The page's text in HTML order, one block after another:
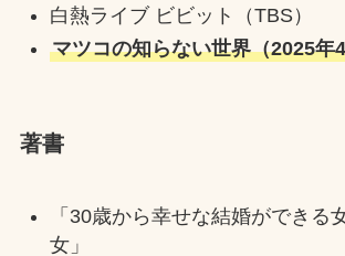
白熱ライブ ビビット（TBS）
マツコの知らない世界（2025年
著書
「30歳から幸せな結婚ができる
女」